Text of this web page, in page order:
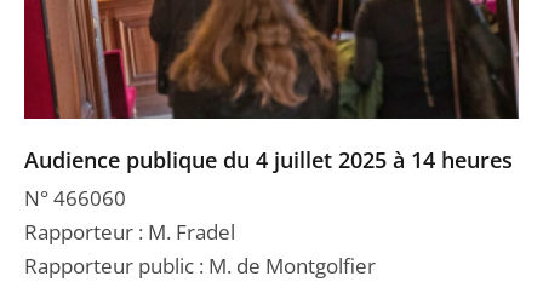
Audience publique du 4 juillet 2025 à 14 heures
N° 466060
Rapporteur : M. Fradel
Rapporteur public : M. de Montgolfier